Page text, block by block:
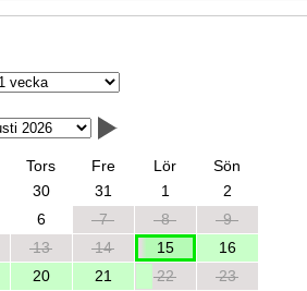
Tors Fre Lör
Sön
30 31 1
2
6 7 8
9
13 14 15
16
20 21 22
23